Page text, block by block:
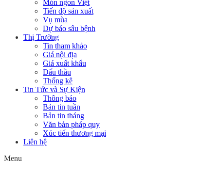
Món ngon Việt
Tiến độ sản xuất
Vụ mùa
Dự báo sâu bệnh
Thị Trường
Tin tham khảo
Giá nội địa
Giá xuất khẩu
Đấu thầu
Thống kê
Tin Tức và Sự Kiện
Thông báo
Bản tin tuần
Bản tin tháng
Văn bản pháp quy
Xúc tiến thương mại
Liên hệ
Menu